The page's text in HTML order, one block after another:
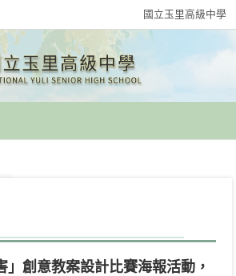
國立玉里高級中學
」創意教案設計比賽海報活動，